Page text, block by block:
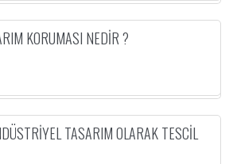
KORUMASI NEDIR ?
TASARIM OLARAK TESCIL